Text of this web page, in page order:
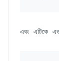
এবং এটিকে